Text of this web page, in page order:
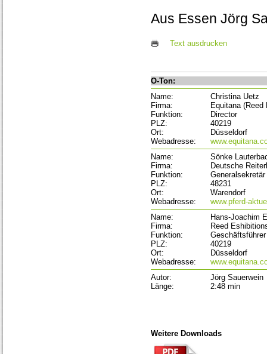
Aus Essen Jörg
Text ausdrucken
O-Ton:
Name:
Christina Uetz
Firma:
Equitana (Reed
Funktion:
Director
PLZ:
40219
Ort:
Düsseldorf
Webadresse:
Name:
Sönke
Firma:
Deutsche
Funktion:
Generalsekretär
PLZ:
48231
Ort:
Warendorf
Webadresse:
www.pferd-
Name:
Hans-Joachim
Firma:
Reed
Funktion:
Geschäftsführer
PLZ:
40219
Ort:
Düsseldorf
Webadresse:
Autor:
Jörg Sauerwein
Länge:
2:48 min
Weitere Downloads